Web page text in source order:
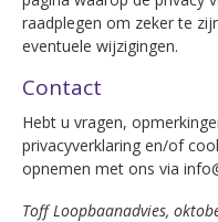
raadplegen om zeker te
eventuele wijzigingen.
Contact
Hebt u vragen,
privacyverklaring en/of
opnemen met ons via
Toff Loopbaanadvies,